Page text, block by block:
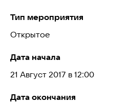
Тип мероприятия
Открытое
Дата начала
21 Август 2017 в 12:00
Дата окончания